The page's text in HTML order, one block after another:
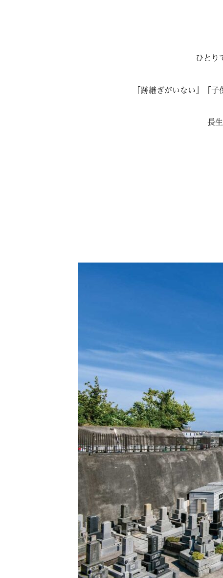
ひとり
「跡継ぎがいない」「
長